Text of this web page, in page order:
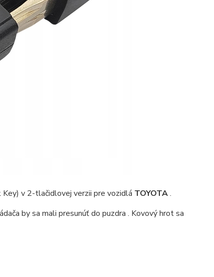
v 2-tlačidlovej verzii pre vozidlá TOYOTA.
by sa mali presunúť do puzdra . Kovový hrot sa